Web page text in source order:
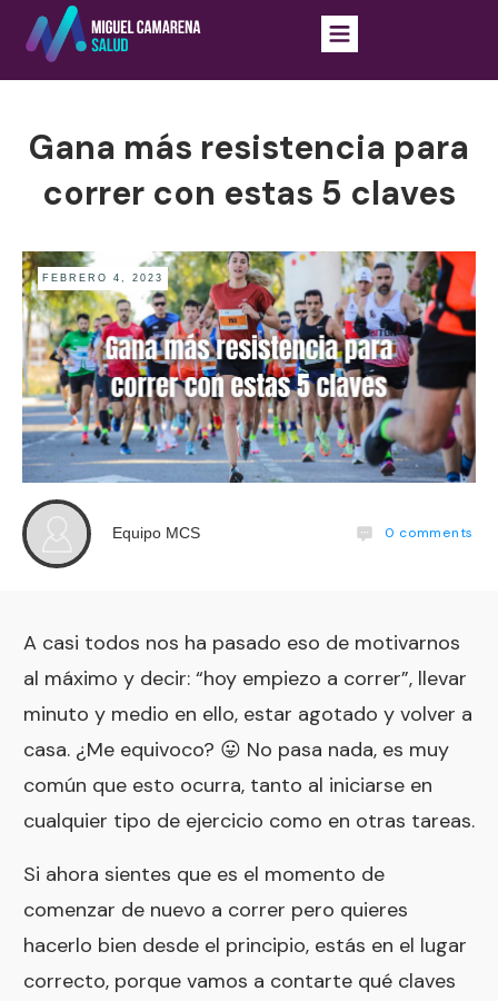
Gana más resistencia para
correr con estas 5 claves
FEBRERO 4, 2023
Equipo MCS 0 comments
A casi todos nos ha pasado eso de motivarnos
al máximo y decir: “hoy empiezo a correr”, llevar
minuto y medio en ello, estar agotado y volver a
casa. ¿Me equivoco? 😛 No pasa nada, es muy
común que esto ocurra, tanto al iniciarse en
cualquier tipo de ejercicio como en otras tareas.
Si ahora sientes que es el momento de
comenzar de nuevo a correr pero quieres
hacerlo bien desde el principio, estás en el lugar
correcto, porque vamos a contarte qué claves